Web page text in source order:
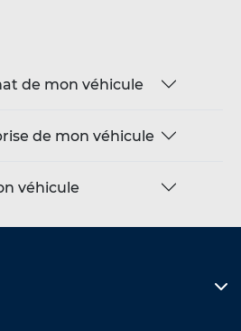
de mon véhicule
de mon véhicule
véhicule